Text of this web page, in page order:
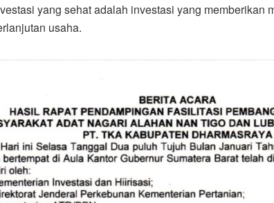
yang sehat adalah investasi yang memberikan
usaha.